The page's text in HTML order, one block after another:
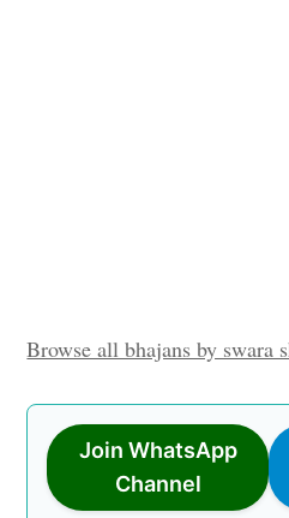
Browse all bhajans by swara
Join WhatsApp
Channel